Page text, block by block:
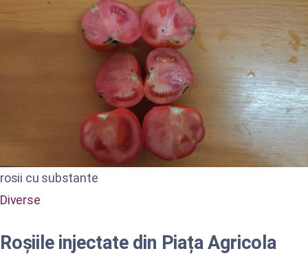
rosii cu substante
Diverse
Roșiile injectate din Piața Agricola